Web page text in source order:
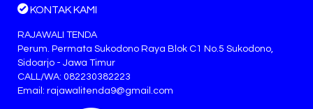
KONTAK KAMI
RAJAWALI TENDA
Perum. Permata Sukodono Raya Blok C1 No.5 Sukodono,
Sidoarjo - Jawa Timur
CALL/WA: 082230382223
Email: rajawalitenda9@gmail.com